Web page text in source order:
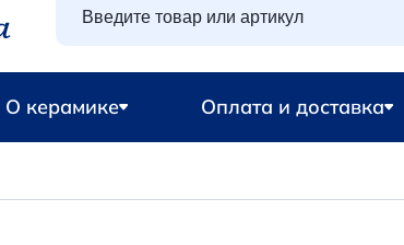
О керамике Оплата и доставка